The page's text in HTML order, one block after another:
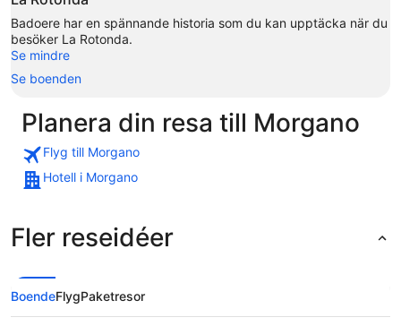
Badoere har en spännande historia som du kan upptäcka när du
besöker La Rotonda.
Se mindre
Se boenden
Planera din resa till Morgano
Flyg till Morgano
Hotell i Morgano
Fler reseidéer
BoendeFlygPaketresor